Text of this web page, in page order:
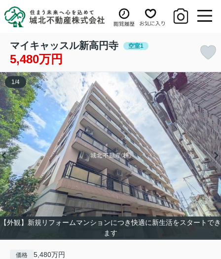
マイキャッスル新高円寺 空室1
5,480万円
【外観】新規リフォームマンションにつき快適に新生活をスタートでき
ます
1/4
価格 5,480万円